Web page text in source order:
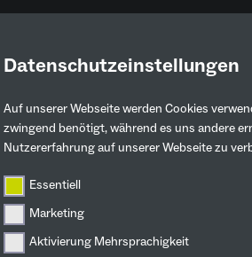
Datenschutzeinstellungen
Auf unserer Webseite werden Cookies
zwingend benötigt, während es uns andere
Nutzererfahrung auf unserer Webseite zu
Essentiell
Marketing
Aktivierung Mehrsprachigkeit